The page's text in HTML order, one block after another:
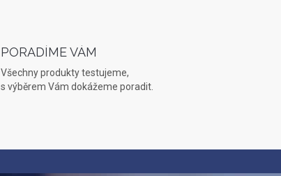
PORADÍME VÁM
Všechny produkty testujeme,
s výběrem Vám dokážeme poradit.